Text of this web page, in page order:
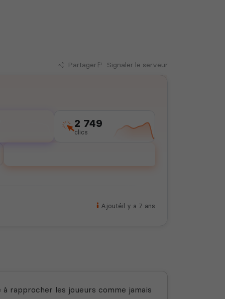
Partager Signaler le serveur
2 749
clics
Ajoutéil y a 7 ans
rapprocher les joueurs comme jamais